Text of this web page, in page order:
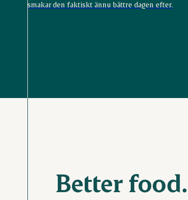
smakar den faktiskt ännu bättre dagen efter.
Better